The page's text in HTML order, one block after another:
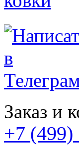
Заказ и
+7 (499)